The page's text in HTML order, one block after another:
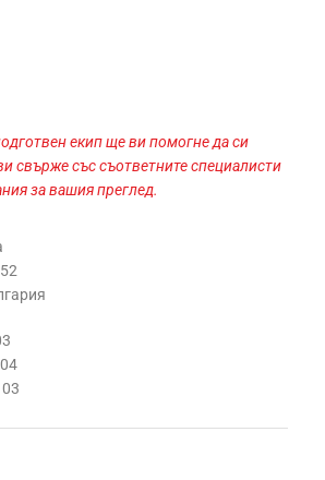
екип ще ви помогне да си
свърже със съответните специалисти
за вашия преглед.